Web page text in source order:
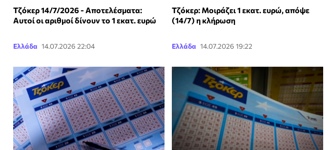
Τζόκερ 14/7/2026 - Αποτελέσματα:
Αυτοί οι αριθμοί δίνουν το 1 εκατ. ευρώ
Ελλάδα 14.07.2026 22:04
Τζόκερ: Μοιράζει 1 εκατ. ευρώ, απόψε
(14/7) η κλήρωση
Ελλάδα 14.07.2026 19:22